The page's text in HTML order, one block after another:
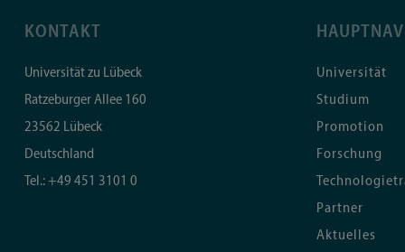
KONTAKT
Universität zu Lübeck
Ratzeburger Allee 160
23562 Lübeck
Deutschland
Tel.:+49 451 3101 0
Universität
Studium
Promotion
Forschung
Partner
Aktuelles